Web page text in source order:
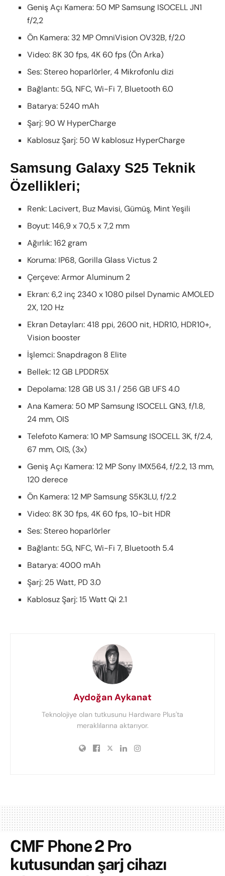
Geniş Açı Kamera: 50 MP Samsung ISOCELL JN1
f/2,2
Ön Kamera: 32 MP OmniVision OV32B, f/2.0
Video: 8K 30 fps, 4K 60 fps (Ön Arka)
Ses: Stereo hoparlörler, 4 Mikrofonlu dizi
Bağlantı: 5G, NFC, Wi-Fi 7, Bluetooth 6.0
Batarya: 5240 mAh
Şarj: 90 W HyperCharge
Kablosuz Şarj: 50 W kablosuz HyperCharge
Samsung Galaxy S25 Teknik
Özellikleri;
Renk: Lacivert, Buz Mavisi, Gümüş, Mint Yeşili
Boyut: 146,9 x 70,5 x 7,2 mm
Ağırlık: 162 gram
Koruma: IP68, Gorilla Glass Victus 2
Çerçeve: Armor Aluminum 2
Ekran: 6,2 inç 2340 x 1080 pilsel Dynamic AMOLED
2X, 120 Hz
Ekran Detayları: 418 ppi, 2600 nit, HDR10, HDR10+,
Vision booster
İşlemci: Snapdragon 8 Elite
Bellek: 12 GB LPDDR5X
Depolama: 128 GB US 3.1 / 256 GB UFS 4.0
Ana Kamera: 50 MP Samsung ISOCELL GN3, f/1.8,
24 mm, OIS
Telefoto Kamera: 10 MP Samsung ISOCELL 3K, f/2.4,
67 mm, OIS, (3x)
Geniş Açı Kamera: 12 MP Sony IMX564, f/2.2, 13 mm,
120 derece
Ön Kamera: 12 MP Samsung S5K3LU, f/2.2
Video: 8K 30 fps, 4K 60 fps, 10-bit HDR
Ses: Stereo hoparlörler
Bağlantı: 5G, NFC, Wi-Fi 7, Bluetooth 5.4
Batarya: 4000 mAh
Şarj: 25 Watt, PD 3.0
Kablosuz Şarj: 15 Watt Qi 2.1
Aydoğan Aykanat
Teknolojiye olan tutkusunu Hardware Plus'ta
meraklılarına aktarıyor.
CMF Phone 2 Pro
kutusundan şarj cihazı